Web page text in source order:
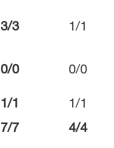
3/3 1/1
0/0 0/0
1/1 1/1
7/7 4/4